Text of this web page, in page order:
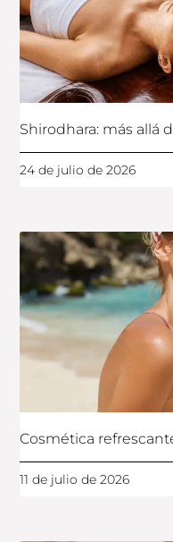
Shirodhara: más allá
24 de julio de 2026
Cosmética
11 de julio de 2026